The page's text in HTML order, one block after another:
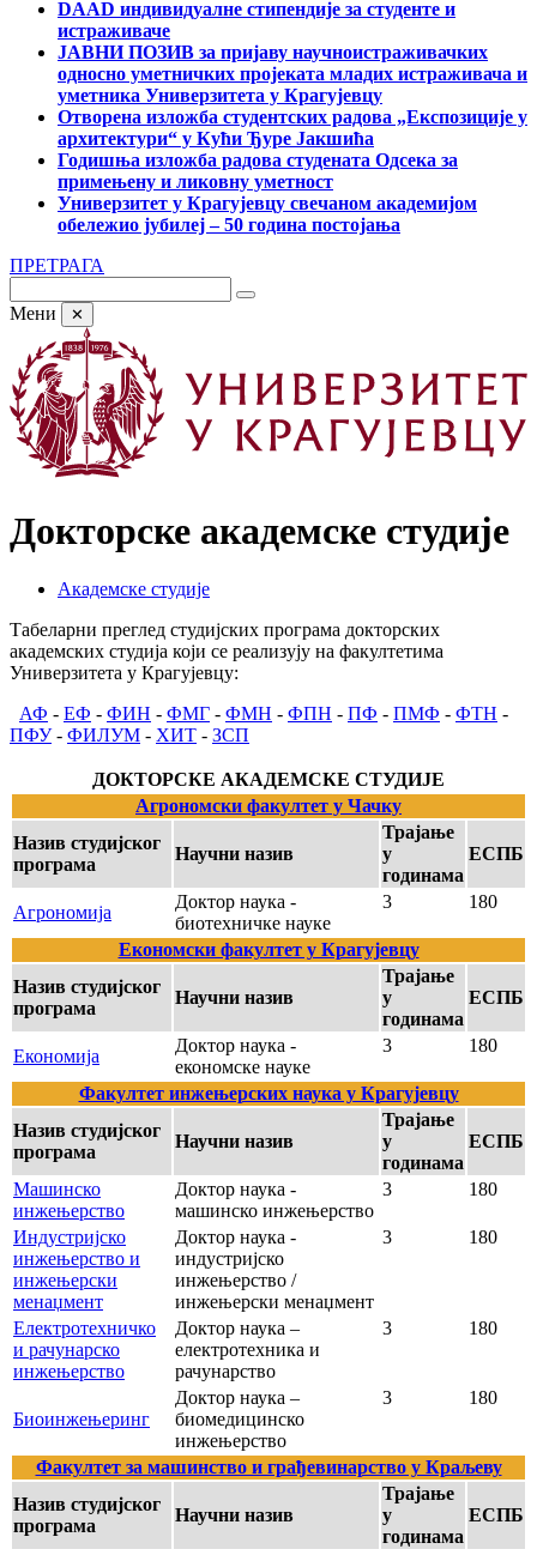
DAAD индивидуалне стипендије за студенте и
истраживаче
ЈАВНИ ПОЗИВ за пријаву научноистраживачких
односно уметничких пројеката младих истраживача и
уметника Универзитета у Крагујевцу
Отворена изложба студентских радова „Експозиције у
архитектури“ у Кући Ђуре Јакшића
Годишња изложба радова студената Одсека за
примењену и ликовну уметност
Универзитет у Крагујевцу свечаном академијом
обележио јубилеј – 50 година постојања
ПРЕТРАГА
Мени ✕
Докторске академске студије
Академске студије
Табеларни преглед студијских програма докторских
академских студија који се реализују на факултетима
Универзитета у Крагујевцу:
АФ - ЕФ - ФИН - ФМГ - ФМН - ФПН - ПФ - ПМФ - ФТН -
ПФУ- ФИЛУМ - ХИТ - ЗСП
ДОКТОРСКЕ АКАДЕМСКЕ СТУДИЈЕ
Агрономски факултет у Чачку
Назив студијског
програма
Научни назив
Трајање
у
годинама
ЕСПБ
Агрономија
Доктор наука -
биотехничке науке
3 180
Економски факултет у Крагујевцу
Назив студијског
програма
Научни назив
Трајање
у
годинама
ЕСПБ
Економија
Доктор наука -
економске науке
3 180
Факултет инжењерских наука у Крагујевцу
Назив студијског
програма
Научни назив
Трајање
у
годинама
ЕСПБ
Машинско
инжењерство
Доктор наука -
машинско инжењерство
3 180
Индустријско
инжењерство и
инжењерски
менаџмент
Доктор наука -
индустријско
инжењерство /
инжењерски менаџмент
3 180
Електротехничко
и рачунарско
инжењерство
Доктор наука –
електротехника и
рачунарство
3 180
Биоинжењеринг
Доктор наука –
биомедицинско
инжењерство
3 180
Факултет за машинство и грађевинарство у Краљеву
Назив студијског
програма
Научни назив
Трајање
у
годинама
ЕСПБ